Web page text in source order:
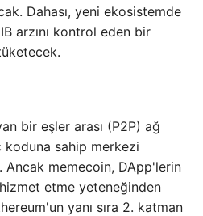
Dahası, yeni ekosistemde
arzını kontrol eden bir
bir eşler arası (P2P) ağ
koduna sahip merkezi
Ancak memecoin, DApp'lerin
etme yeteneğinden
yanı sıra 2. katman